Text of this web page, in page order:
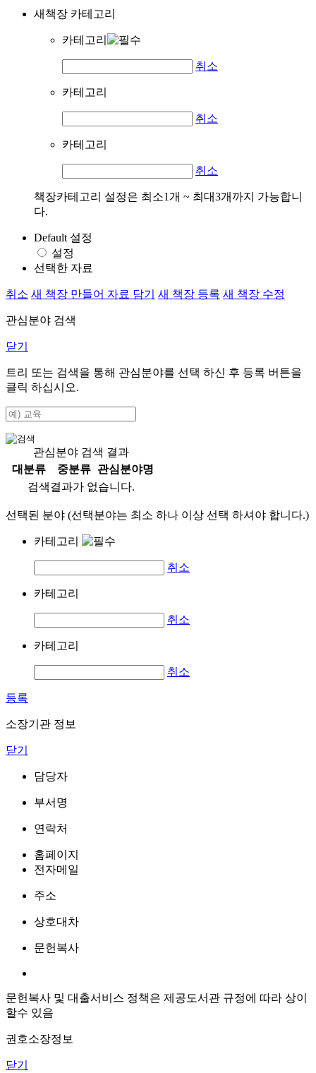
새책장 카테고리
카테고리
취소
카테고리
취소
카테고리
취소
책장카테고리 설정은 최소1개 ~ 최대3개까지 가능합니
다.
Default 설정
설정
선택한 자료
취소 새 책장 만들어 자료 담기 새 책장 등록 새 책장 수정
관심분야 검색
닫기
트리 또는 검색을 통해 관심분야를 선택 하신 후 등록 버튼을
클릭 하십시오.
관심분야 검색 결과
대분류
중분류
관심분야명
검색결과가 없습니다.
선택된 분야 (선택분야는 최소 하나 이상 선택 하셔야 합니다.)
카테고리
취소
카테고리
취소
카테고리
취소
등록
소장기관 정보
닫기
담당자
부서명
연락처
홈페이지
전자메일
주소
상호대차
문헌복사
문헌복사 및 대출서비스 정책은 제공도서관 규정에 따라 상이
할수 있음
권호소장정보
닫기